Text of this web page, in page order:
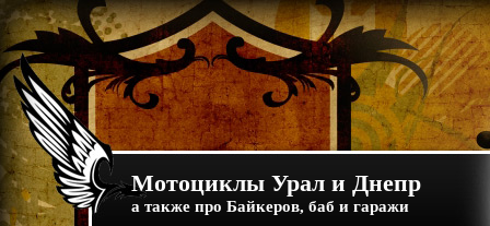
Мотоциклы Урал и Днепр
а также про Байкеров, баб и гаражи